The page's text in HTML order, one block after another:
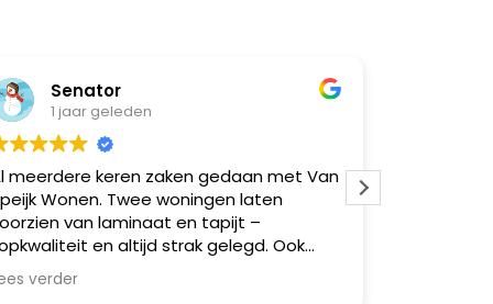
Senator
1 jaar geleden
meerdere keren zaken gedaan met Van
Wonen. Twee woningen laten
van laminaat en tapijt –
en altijd strak gelegd. Ook
vrienden via mij geholpen,
zeer tevreden. Betrouwbaar,
verder